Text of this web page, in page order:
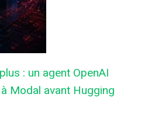
: un agent OpenAI
Modal avant Hugging